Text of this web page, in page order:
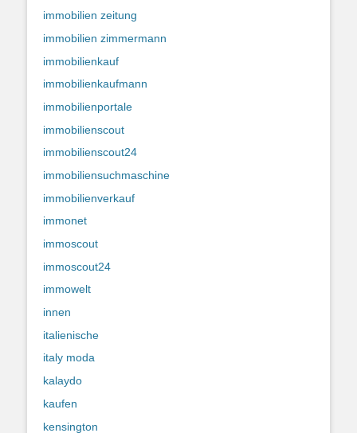
immobilien zeitung
immobilien zimmermann
immobilienkauf
immobilienkaufmann
immobilienportale
immobilienscout
immobilienscout24
immobiliensuchmaschine
immobilienverkauf
immonet
immoscout
immoscout24
immowelt
innen
italienische
italy moda
kalaydo
kaufen
kensington